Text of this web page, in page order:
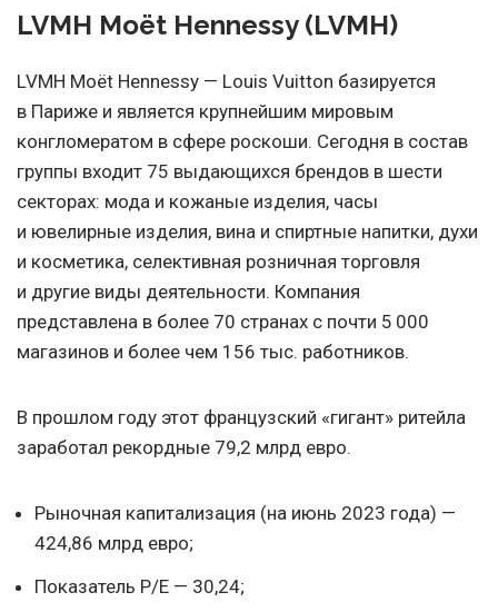
LVMH Moët Hennessy (LVMH)
LVMH Moët Hennessy — Louis Vuitton базируется
в Париже и является крупнейшим мировым
конгломератом в сфере роскоши. Сегодня в состав
группы входит 75 выдающихся брендов в шести
секторах: мода и кожаные изделия, часы
и ювелирные изделия, вина и спиртные напитки, духи
и косметика, селективная розничная торговля
и другие виды деятельности. Компания
представлена в более 70 странах с почти 5 000
магазинов и более чем 156 тыс. работников.
В прошлом году этот французский «гигант» ритейла
заработал рекордные 79,2 млрд евро.
Рыночная капитализация (на июнь 2023 года) —
424,86 млрд евро;
Показатель P/E — 30,24;